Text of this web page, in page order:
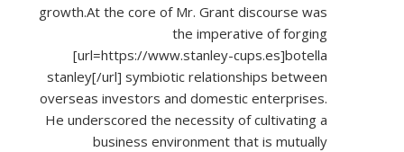
growth.At the core of Mr. Grant discourse was
the imperative of forging
[url=https://www.stanley-cups.es]botella
stanley[/url] symbiotic relationships between
overseas investors and domestic enterprises.
He underscored the necessity of cultivating a
business environment that is mutually